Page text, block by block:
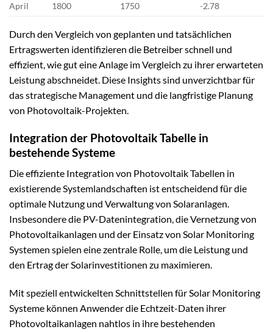
April
1800 1750 -2.78
Durch den Vergleich von geplanten und tatsächlichen
Ertragswerten identifizieren die Betreiber schnell und
effizient, wie gut eine Anlage im Vergleich zu ihrer erwarteten
Leistung abschneidet. Diese Insights sind unverzichtbar für
das strategische Management und die langfristige Planung
von Photovoltaik-Projekten.
Integration der Photovoltaik Tabelle in
bestehende Systeme
Die effiziente Integration von Photovoltaik Tabellen in
existierende Systemlandschaften ist entscheidend für die
optimale Nutzung und Verwaltung von Solaranlagen.
Insbesondere die PV-Datenintegration, die Vernetzung von
Photovoltaikanlagen und der Einsatz von Solar Monitoring
Systemen spielen eine zentrale Rolle, um die Leistung und
den Ertrag der Solarinvestitionen zu maximieren.
Mit speziell entwickelten Schnittstellen für Solar Monitoring
Systeme können Anwender die Echtzeit-Daten ihrer
Photovoltaikanlagen nahtlos in ihre bestehenden